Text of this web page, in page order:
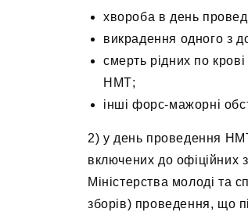
хвороба в день
викрадення одного з
смерть рідних по
НМТ;
інші форс-мажорні
2) у день проведення
включених до офіційних
Міністерства молоді та
зборів) проведення, що